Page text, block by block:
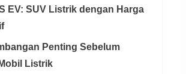
EV: SUV Listrik dengan Harga
Penting Sebelum
Listrik